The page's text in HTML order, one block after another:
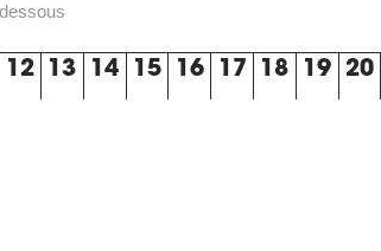
12 13 14 15 16 17 18 19 20